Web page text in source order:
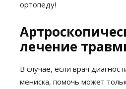
ортопеду!
лечение
В случае, если врач
мениска, помочь может